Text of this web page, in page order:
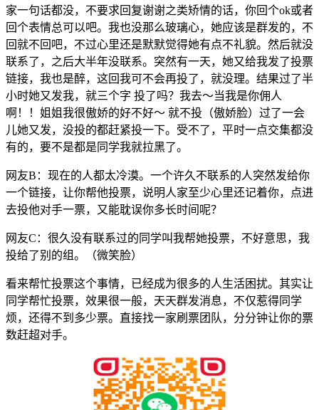
家一句话都没，不要求回复谢谢之类矫情的话，你回个ok或者
回个表情总可以吧。我也没那么玻璃心，她应该是群发的，不
回就不回吧，不过心里还是默默觉得她有点不礼貌。然后就没
联系了，之后大半年没联系。突然有一天，她又给我发了投票
链接，我也是醉，这回我可不会再投了，就没理。结果过了半
小时她又发我，就三个字 投了吗？我去～当我是你佣人
啊！！姐姐我很傲娇的好不好～ 就不投（傲娇脸）过了一会
儿她又发，没投的都赶紧投一下。受不了，平时一点交集都没
有的，要不是都是同学我就拉黑了。
网友B：现在的人都太冷漠。一个许久不联系的人突然发给你
一个链接，让你帮他投票，说明人家至少心里还记着你，点进
去投他对手一票，又能耽误你多长时间呢？
网友C：很久没有联系过的同学叫我帮她投票，不好意思，我
投给了别的组。（微笑脸）
看来帮忙投票这个事情，已经成为很多的人生活困扰。其实让
同学帮忙投票，效果很一般，天天群发消息，不仅惹得同学
烦，还得不到多少票。直接找一家刷票团队，分分钟让你的票
数赶超对手。